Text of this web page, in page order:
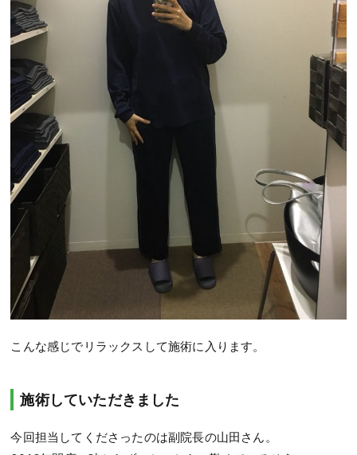
こんな感じでリラックスして施術に入ります。
施術していただきました
今回担当してくださったのは副院長の山田さん。